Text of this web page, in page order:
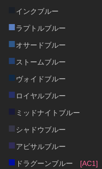
インクブルー
■ラプトルブルー
■オサードブルー
■ ストームブルー
■ヴォイドブルー
■ ロイヤルブルー
ミッドナイトブルー
■シャドウブルー
■アビサルブルー
■ ドラグーンブルー [AC1]